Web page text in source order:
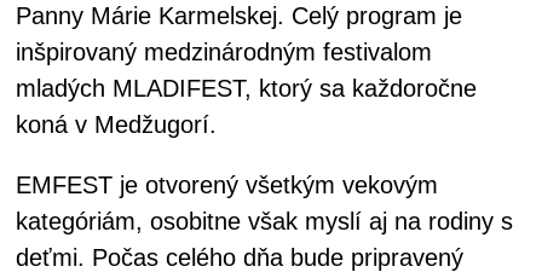
Panny Márie Karmelskej. Celý program je
inšpirovaný medzinárodným festivalom
mladých MLADIFEST, ktorý sa každoročne
koná v Medžugorí.
EMFEST je otvorený všetkým vekovým
kategóriám, osobitne však myslí aj na rodiny s
deťmi. Počas celého dňa bude pripravený